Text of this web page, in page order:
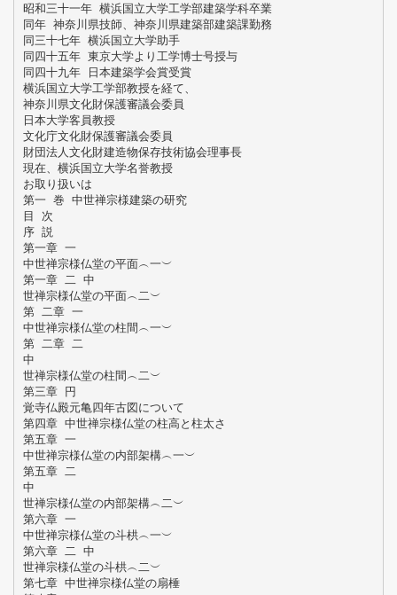
昭和三十一年 横浜国立大学工学部建築学科卒業
同年 神奈川県技師、神奈川県建築部建築課勤務
同三十七年 横浜国立大学助手
同四十五年 東京大学より工学博士号授与
同四十九年 日本建築学会賞受賞
横浜国立大学工学部教授を経て、
神奈川県文化財保護審議会委員
日本大学客員教授
文化庁文化財保護審議会委員
財団法人文化財建造物保存技術協会理事長
現在、横浜国立大学名誉教授
お取り扱いは
第一 巻 中世禅宗様建築の研究
目 次
序 説
第一章 一
中世禅宗様仏堂の平面︵一︶
第一章 二 中
世禅宗様仏堂の平面︵二︶
第 二章 一
中世禅宗様仏堂の柱間︵一︶
第 二章 二
中
世禅宗様仏堂の柱間︵二︶
第三章 円
覚寺仏殿元亀四年古図について
第四章 中世禅宗様仏堂の柱高と柱太さ
第五章 一
中世禅宗様仏堂の内部架構︵一︶
第五章 二
中
世禅宗様仏堂の内部架構︵二︶
第六章 一
中世禅宗様仏堂の斗栱︵一︶
第六章 二 中
世禅宗様仏堂の斗栱︵二︶
第七章 中世禅宗様仏堂の扇棰